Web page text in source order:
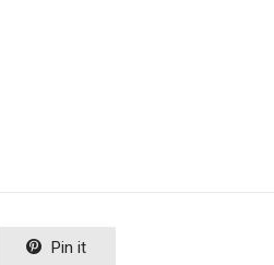
 Pin it